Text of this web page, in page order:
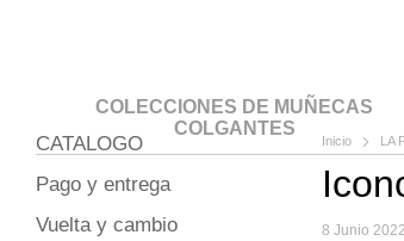
COLECCIONES DE MUÑECAS
COLGANTES
Inicio LA
8 Junio 2022
CATALOGO
Pago y entrega
Vuelta y cambio